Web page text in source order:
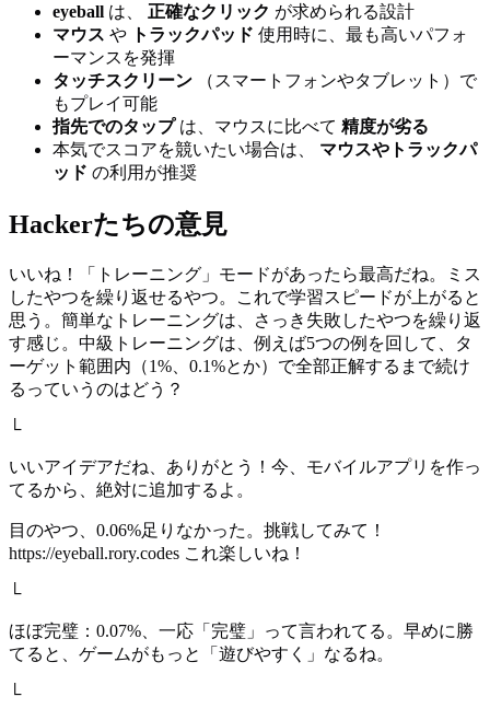
eyeball は、 正確なクリック が求められる設計
マウス や トラックパッド 使用時に、最も高いパフォ
ーマンスを発揮
タッチスクリーン （スマートフォンやタブレット）で
もプレイ可能
指先でのタップは、マウスに比べて 精度が劣る
本気でスコアを競いたい場合は、 マウスやトラックパ
ッド の利用が推奨
Hackerたちの意見
いいね！「トレーニング」モードがあったら最高だね。ミス
したやつを繰り返せるやつ。これで学習スピードが上がると
思う。簡単なトレーニングは、さっき失敗したやつを繰り返
す感じ。中級トレーニングは、例えば5つの例を回して、タ
ーゲット範囲内（1%、0.1%とか）で全部正解するまで続け
るっていうのはどう？
└
いいアイデアだね、ありがとう！今、モバイルアプリを作っ
てるから、絶対に追加するよ。
目のやつ、0.06%足りなかった。挑戦してみて！
https://eyeball.rory.codes これ楽しいね！
└
ほぼ完璧：0.07%、一応「完璧」って言われてる。早めに勝
てると、ゲームがもっと「遊びやすく」なるね。
└